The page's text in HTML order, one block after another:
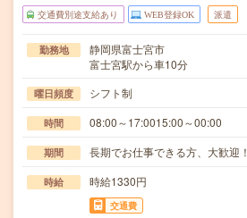
交通費別途支給あり WEB登録OK 派遣
勤務地
静岡県富士宮市
富士宮駅から車10分
曜日頻度 シフト制
時間 08:00～17:0015:00～00:00
期間 長期でお仕事できる方、大歓迎！
時給 時給1330円
交通費